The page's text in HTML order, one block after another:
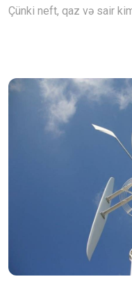
Çünki neft, qaz və sair